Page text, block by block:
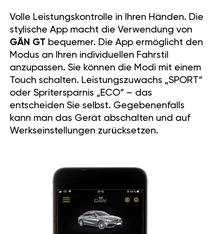
Volle Leistungskontrolle in Ihren Händen. Die
stylische App macht die Verwendung von
GÄN GT bequemer. Die App ermöglicht den
Modus an Ihren individuellen Fahrstil
anzupassen. Sie können die Modi mit einem
Touch schalten. Leistungszuwachs „SPORT“
oder Spritersparnis „ECO“ – das
entscheiden Sie selbst. Gegebenenfalls
kann man das Gerät abschalten und auf
Werkseinstellungen zurücksetzen.